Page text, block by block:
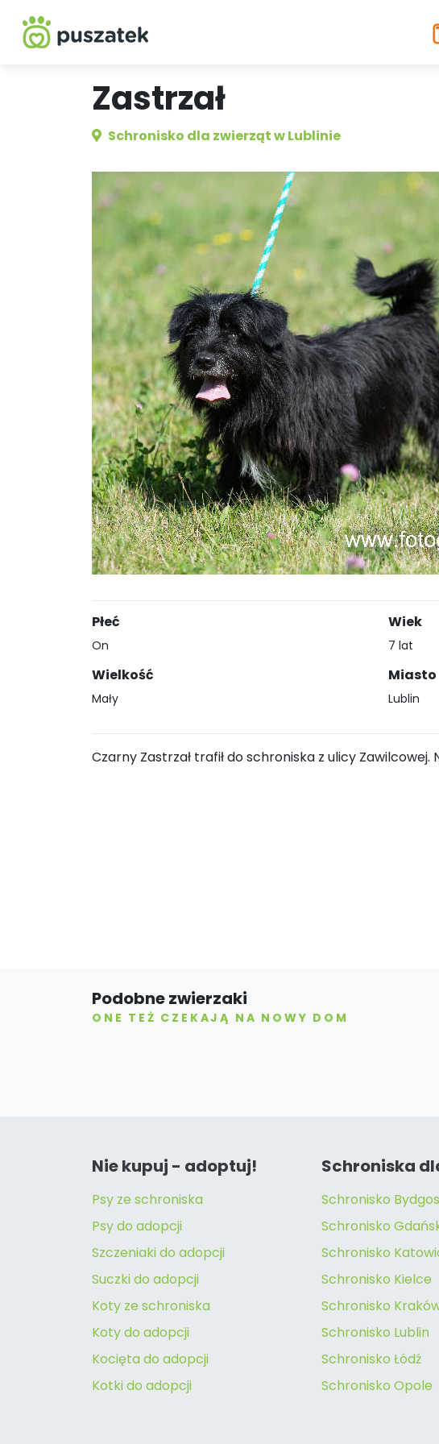
Zastrzał
Schronisko dla zwierząt w Lublinie
Płeć
On
Wielkość
Mały
Wiek
7 lat
Miasto
Lublin
Czarny Zastrzał trafił do schroniska z ulicy Zawilcowej.
Podobne zwierzaki
ONE TEŻ CZEKAJĄ NA NOWY DOM
Nie kupuj - adoptuj!
Psy ze schroniska
Psy do adopcji
Szczeniaki do adopcji
Suczki do adopcji
Koty ze schroniska
Koty do adopcji
Kocięta do adopcji
Kotki do adopcji
Schroniska
Schronisko
Schronisko
Schronisko
Schronisko Kielce
Schronisko
Schronisko Lublin
Schronisko Łódź
Schronisko Opole